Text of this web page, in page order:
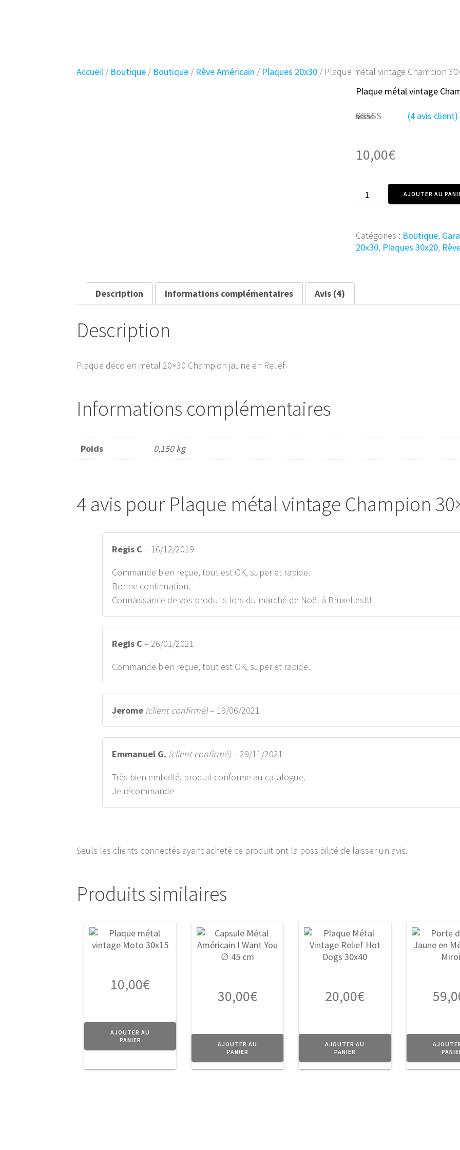
Accueil / Boutique / Boutique / Rêve Américain / Plaques 20x30 / Plaque métal vintage Champion
Plaque métal vintage
sur
notations
(4 avis client)
10,00€
quantité
vintage
Champion
AJOUTER AU
Catégories : Boutique,
20x30, Plaques 30x20,
Description Informations complémentaires Avis (4)
Description
Plaque déco en métal 20×30 Champion jaune en Relief
Informations complémentaires
Poids 0,150 kg
4 avis pour Plaque métal vintage Champion
Regis C– 16/12/2019
Commande bien reçue, tout est OK, super et rapide.
Bonne continuation.
Connaissance de vos produits lors du marché de Noël à Bruxelles!!!
Regis C– 26/01/2021
Commande bien reçue, tout est OK, super et rapide.
Jerome (client confirmé)– 19/06/2021
Emmanuel G. (client confirmé)– 29/11/2021
Très bien emballé, produit conforme au catalogue.
Je recommande
Seuls les clients connectés ayant acheté ce produit ont la possibilité de laisser un avis.
Produits similaires
10,00€
AJOUTER AU
PANIER
30,00€
AJOUTER AU
PANIER
20,00€
AJOUTER AU
PANIER